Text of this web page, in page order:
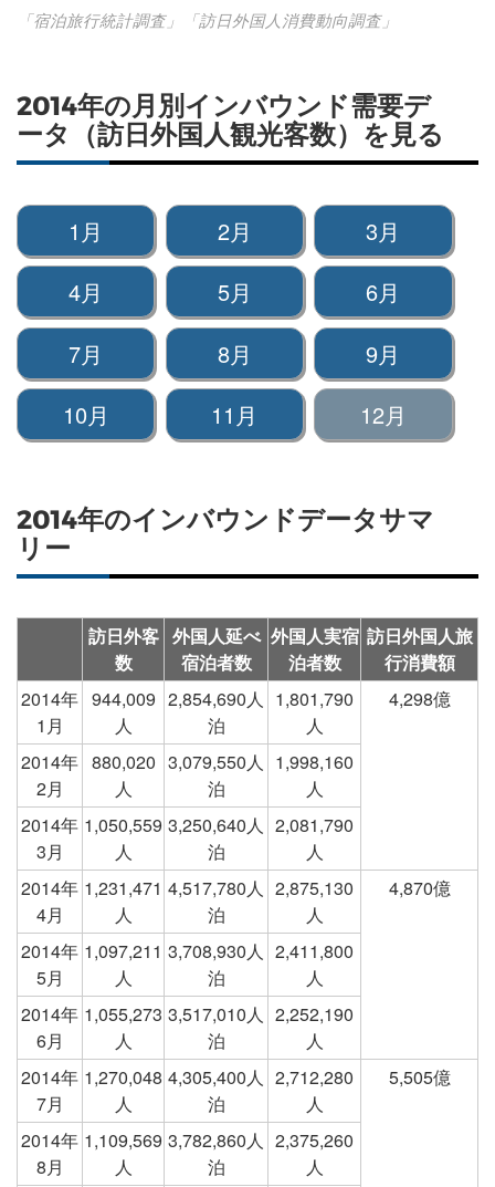
「宿泊旅行統計調査」「訪日外国人消費動向調査」
2014年の月別インバウンド需要デ
ータ（訪日外国人観光客数）を見る
1月 2月
3月
4月
5月
6月
7月
8月
9月
10月
11月 12月
2014年のインバウンドデータサマ
リー
訪日外客
数
外国人延べ
宿泊者数
外国人実宿
泊者数
訪日外国人旅
行消費額
2014年
1月
944,009
人
2,854,690人
泊
1,801,790
人
4,298億
2014年
2月
880,020
人
3,079,550人
泊
1,998,160
人
2014年
3月
1,050,559
人
3,250,640人
泊
2,081,790
人
2014年
4月
1,231,471
人
4,517,780人
泊
2,875,130
人
4,870億
2014年
5月
1,097,211
人
3,708,930人
泊
2,411,800
人
2014年
6月
1,055,273
人
3,517,010人
泊
2,252,190
人
2014年
7月
1,270,048
人
4,305,400人
泊
2,712,280
人
5,505億
2014年
8月
1,109,569
人
3,782,860人
泊
2,375,260
人